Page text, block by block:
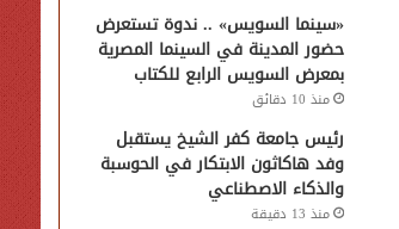
«سينما السويس» .. ندوة تستعرض
حضور المدينة في السينما المصرية
بمعرض السويس الرابع للكتاب
منذ 10 دقائق
رئيس جامعة كفر الشيخ يستقبل
وفد هاكاثون الابتكار في الحوسبة
والذكاء الاصطناعي
منذ 13 دقيقة